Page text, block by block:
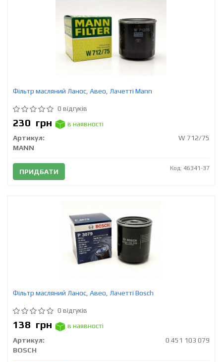
Фільтр масляний Ланос, Авео, Лачетті Mann
0 відгуків
230 грн
в наявності
Артикул:
W 712/75
MANN
ПРИДБАТИ Код: 46341-37
Фільтр масляний Ланос, Авео, Лачетті Bosch
0 відгуків
138 грн
в наявності
Артикул:
0 451 103 079
BOSCH